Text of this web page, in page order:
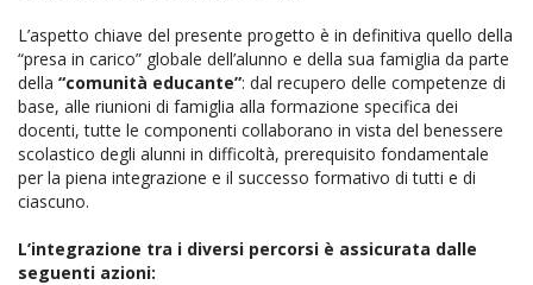
L’aspetto chiave del presente progetto è in definitiva quello della
“presa in carico” globale dell’alunno e della sua famiglia da parte
della “comunità educante”: dal recupero delle competenze di
base, alle riunioni di famiglia alla formazione specifica dei
docenti, tutte le componenti collaborano in vista del benessere
scolastico degli alunni in difficoltà, prerequisito fondamentale
per la piena integrazione e il successo formativo di tutti e di
ciascuno.
L’integrazione tra i diversi percorsi è assicurata dalle
seguenti azioni: